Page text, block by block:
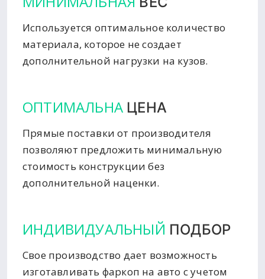
Используется оптимальное количество
материала, которое не создает
дополнительной нагрузки на кузов.
ОПТИМАЛЬНА ЦЕНА
Прямые поставки от производителя
позволяют предложить минимальную
стоимость конструкции без
дополнительной наценки.
ИНДИВИДУАЛЬНЫЙ ПОДБОР
Свое производство дает возможность
изготавливать фаркоп на авто с учетом